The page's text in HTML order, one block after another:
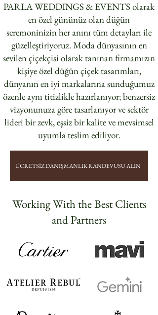
PARLA WEDDINGS & EVENTS olarak
en özel gününüz olan düğün
seremoninizin her anını tüm detayları ile
güzelleştiriyoruz. Moda dünyasının en
sevilen çiçekçisi olarak tanınan firmamızın
kişiye özel düğün çiçek tasarımları,
dünyanın en iyi markalarına sunduğumuz
özenle aynı titizlikle hazırlanıyor; benzersiz
vizyonunuza göre tasarlanıyor ve sektör
lideri bir zevk, eşsiz bir kalite ve mevsimsel
uyumla teslim ediliyor.
ÜCRETSİZ DANIŞMANLIK RANDEVUSU ALIN
Working With the Best Clients
and Partners